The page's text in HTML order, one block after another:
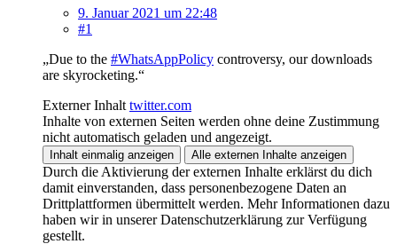
9. Januar 2021 um 22:48
#1
„Due to the #WhatsAppPolicy controversy, our downloads
are skyrocketing.“
Externer Inhalt twitter.com
Inhalte von externen Seiten werden ohne deine Zustimmung
nicht automatisch geladen und angezeigt.
Inhalt einmalig anzeigen Alle externen Inhalte anzeigen
Durch die Aktivierung der externen Inhalte erklärst du dich
damit einverstanden, dass personenbezogene Daten an
Drittplattformen übermittelt werden. Mehr Informationen dazu
haben wir in unserer Datenschutzerklärung zur Verfügung
gestellt.